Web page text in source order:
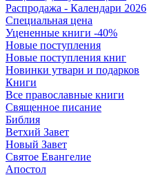
Распродажа - Календари 2026
Специальная цена
Уцененные книги -40%
Новые поступления
Новые поступления книг
Новинки утвари и подарков
Книги
Все православные книги
Священное писание
Библия
Ветхий Завет
Новый Завет
Святое Евангелие
Апостол